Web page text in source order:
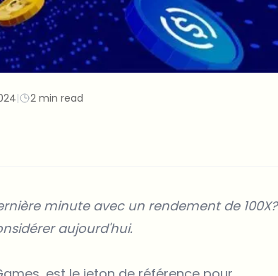
| 2 min read
minute avec un rendement de 100X?
aujourd'hui.